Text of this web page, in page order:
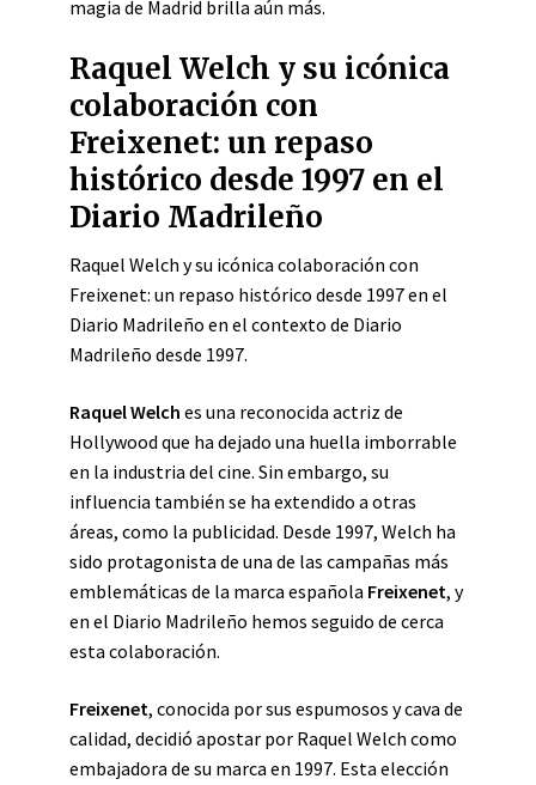
magia de Madrid brilla aún más.
Raquel Welch y su icónica
colaboración con
Freixenet: un repaso
histórico desde 1997 en el
Diario Madrileño
Raquel Welch y su icónica colaboración con
Freixenet: un repaso histórico desde 1997 en el
Diario Madrileño en el contexto de Diario
Madrileño desde 1997.
Raquel Welch es una reconocida actriz de
Hollywood que ha dejado una huella imborrable
en la industria del cine. Sin embargo, su
influencia también se ha extendido a otras
áreas, como la publicidad. Desde 1997, Welch ha
sido protagonista de una de las campañas más
emblemáticas de la marca española Freixenet, y
en el Diario Madrileño hemos seguido de cerca
esta colaboración.
Freixenet, conocida por sus espumosos y cava de
calidad, decidió apostar por Raquel Welch como
embajadora de su marca en 1997. Esta elección